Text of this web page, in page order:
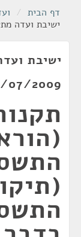
דף הבית /
ישיבת ועדה מתאריך 21/
07/2009